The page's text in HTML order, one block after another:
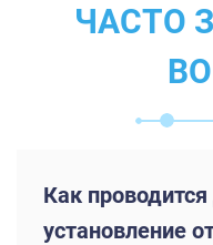
ЧАСТО
Как
установление